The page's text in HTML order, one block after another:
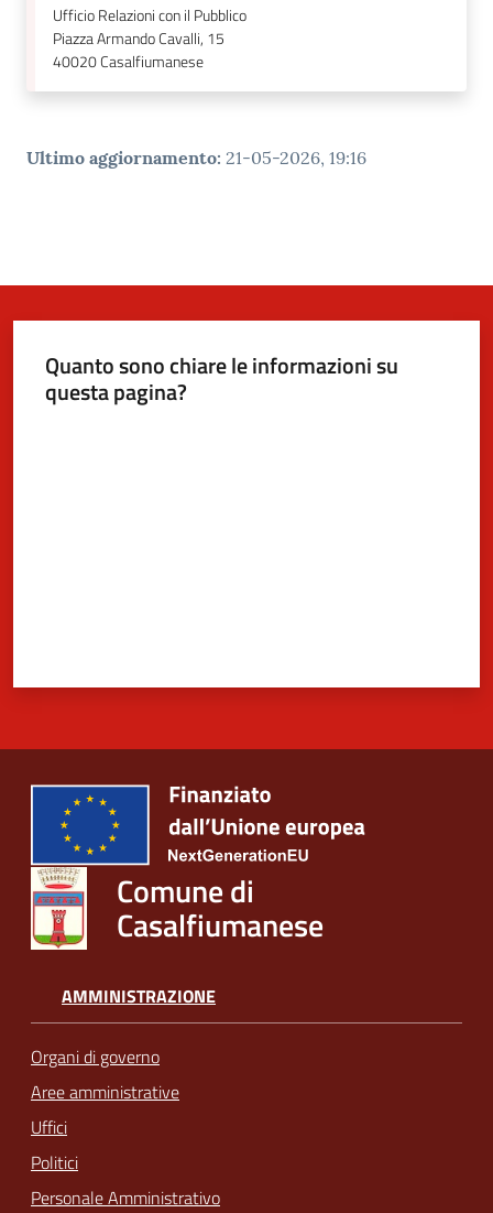
Ufficio Relazioni con il Pubblico
Piazza Armando Cavalli, 15
40020Casalfiumanese
Ultimo aggiornamento: 21-05-2026, 19:16
Quanto sono chiare le informazioni su
questa pagina?
Comune di
Casalfiumanese
AMMINISTRAZIONE
Organi di governo
Aree amministrative
Uffici
Politici
Personale Amministrativo